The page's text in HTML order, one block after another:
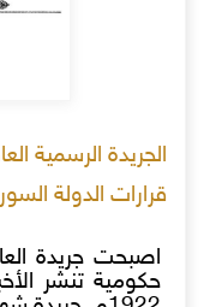
قرارات الدولة
اصبحت جريدة
حكومية تنشر